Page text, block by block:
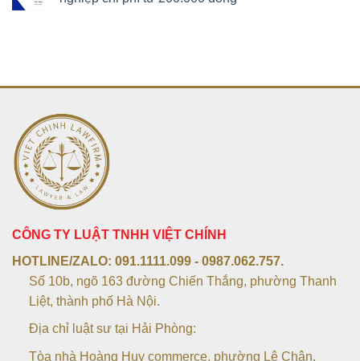
CÔNG TY LUẬT TNHH VIỆT CHÍNH
HOTLINE/ZALO: 091.1111.099 - 0987.062.757.
Số 10b, ngõ 163 đường Chiến Thắng, phường Thanh
Liệt, thành phố Hà Nội.
Địa chỉ luật sư tại Hải Phòng:
Tòa nhà Hoàng Huy commerce, phường Lê Chân,